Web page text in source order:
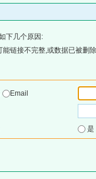
下几个原因:
链接不完整,或数据已被删
Email